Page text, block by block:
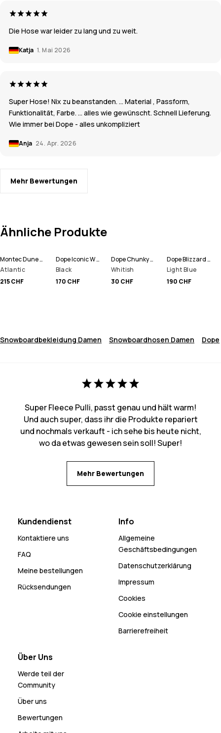
Die Hose war leider zu lang und zu weit.
Katja 1. Mai 2026
Super Hose! Nix zu beanstanden. … Material , Passform,
Funktionalität, Farbe. … alles wie gewünscht. Schnell Lieferung.
Wie immer bei Dope - alles unkompliziert
Anja 24. Apr. 2026
Mehr Bewertungen
Ähnliche Produkte
Montec Dune W Snowboardjacke Damen
Atlantic
215 CHF
Dope Iconic W Snowboardhose Damen
Black
170 CHF
Dope Chunky Mütze
Whitish
30 CHF
Dope Blizzard W Full Zip Snowboardjacke Damen
Light Blue
190 CHF
Snowboardbekleidung Damen Snowboardhosen Damen Dope
Super Fleece Pulli, passt genau und hält warm!
Und auch super, dass ihr die Produkte repariert
und nochmals verkauft - ich sehe bis heute nicht,
wo da etwas gewesen sein soll! Super!
Mehr Bewertungen
Kundendienst
Kontaktiere uns
FAQ
Meine bestellungen
Rücksendungen
Info
Allgemeine
Geschäftsbedingungen
Datenschutzerklärung
Impressum
Cookies
Cookie einstellungen
Barrierefreiheit
Über Uns
Werde teil der
Community
Über uns
Bewertungen